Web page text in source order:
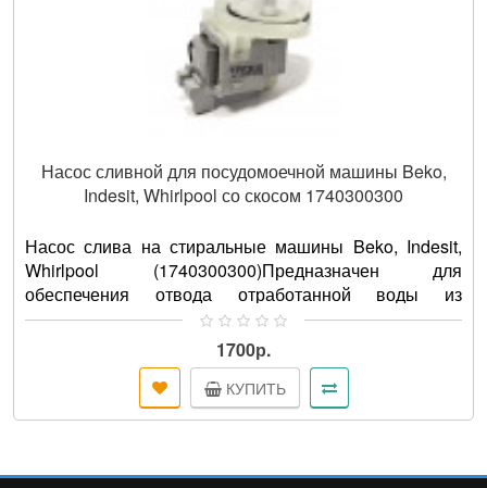
Насос сливной для посудомоечной машины Beko,
Indesit, Whirlpool со скосом 1740300300
Насос слива на стиральные машины Beko, Indesit,
Whirlpool (1740300300)Предназначен для
обеспечения отвода отработанной воды из
стиральной, посудомоечной машины ..
1700р.
КУПИТЬ